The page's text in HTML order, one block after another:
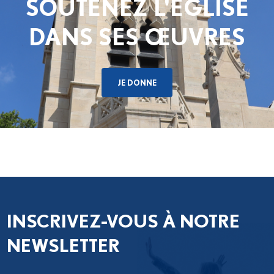
SOUTENEZ L'ÉGLISE
DANS SES ŒUVRES
JE DONNE
INSCRIVEZ-VOUS À NOTRE
NEWSLETTER